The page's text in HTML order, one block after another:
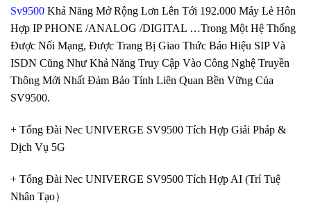
Sv9500 Khả Năng Mở Rộng Lơn Lên Tới 192.000 Máy Lẻ Hôn
Hợp IP PHONE /ANALOG /DIGITAL …Trong Một Hệ Thống
Được Nối Mạng, Được Trang Bị Giao Thức Báo Hiệu SIP Và
ISDN Cũng Như Khả Năng Truy Cập Vào Công Nghệ Truyền
Thông Mới Nhất Đảm Bảo Tính Liên Quan Bền Vững Của
SV9500.
+ Tổng Đài Nec UNIVERGE SV9500 Tích Hợp Giải Pháp &
Dịch Vụ 5G
+ Tổng Đài Nec UNIVERGE SV9500 Tích Hợp AI (Trí Tuệ
Nhân Tạo）